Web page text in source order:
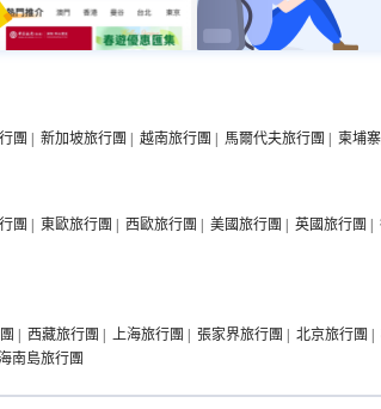
團 | 新加坡旅行團 | 越南旅行團 | 馬爾代夫旅行團 | 柬埔
團 | 東歐旅行團 | 西歐旅行團 | 美國旅行團 | 英國旅行團 |
| 西藏旅行團 | 上海旅行團 | 張家界旅行團 | 北京旅行團 |
南島旅行團